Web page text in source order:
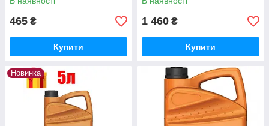
465 ₴
Купити
1 460 ₴
Купити
Новинка